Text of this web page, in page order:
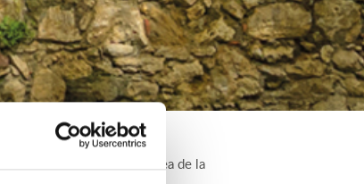
tus necesidades y a tu idea de la